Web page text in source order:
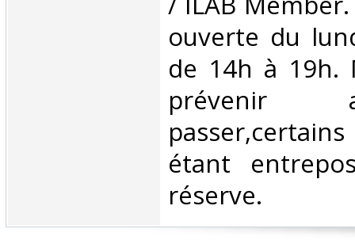
ouverte du
de 14h à 19h.
prévenir
étant
réserve. ‎